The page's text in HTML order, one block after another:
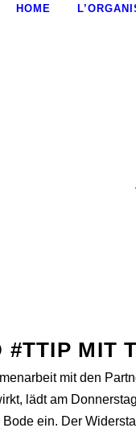
HOME
#TTIP MIT
mit den
lädt am
ein. Der